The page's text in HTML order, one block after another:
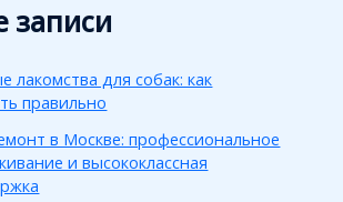
записи
лакомства для собак: как
правильно
в Москве: профессиональное
и высококлассная